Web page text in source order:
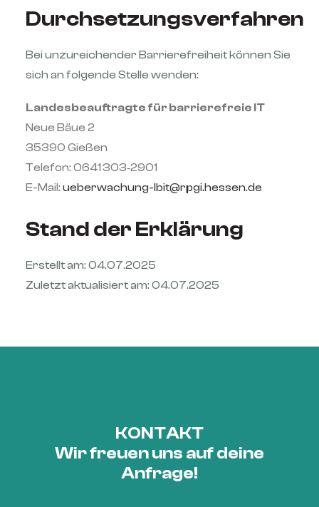
Durchsetzungsverfahren
Bei unzureichender Barrierefreiheit können Sie
sich an folgende Stelle wenden:
Landesbeauftragte für barrierefreie IT
Neue Bäue 2
35390 Gießen
Telefon: 0641 303‑2901
E-Mail: ueberwachung-lbit@rpgi.hessen.de
Stand der Erklärung
Erstellt am: 04.07.2025
Zuletzt aktualisiert am: 04.07.2025
KONTAKT
Wir freuen uns auf deine
Anfrage!